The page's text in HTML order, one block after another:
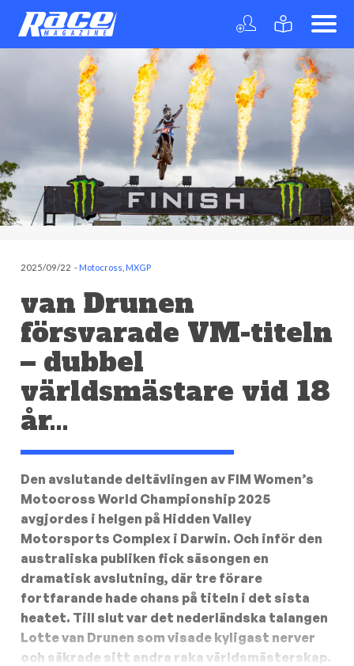
2025/09/22 -Motocross MXGP
van Drunen
försvarade VM-titeln
– dubbel
världsmästare vid 18
år…
Den avslutande deltävlingen av FIM Women’s
Motocross World Championship 2025
avgjordes i helgen på Hidden Valley
Motorsports Complex i Darwin. Och inför den
australiska publiken fick säsongen en
dramatisk avslutning, där tre förare
fortfarande hade chans på titeln i det sista
heatet. Till slut var det nederländska talangen
Lotte van Drunen som visade kyligast nerver
och säkrade sitt andra raka världsmästerskap.